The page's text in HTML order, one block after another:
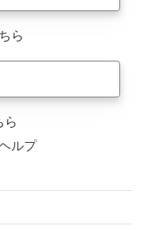
ら
ら
ルプ